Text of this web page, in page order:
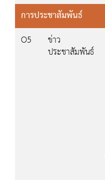
การประชาสัมพันธ์
O5 ข่าว
ประชาสัมพันธ์